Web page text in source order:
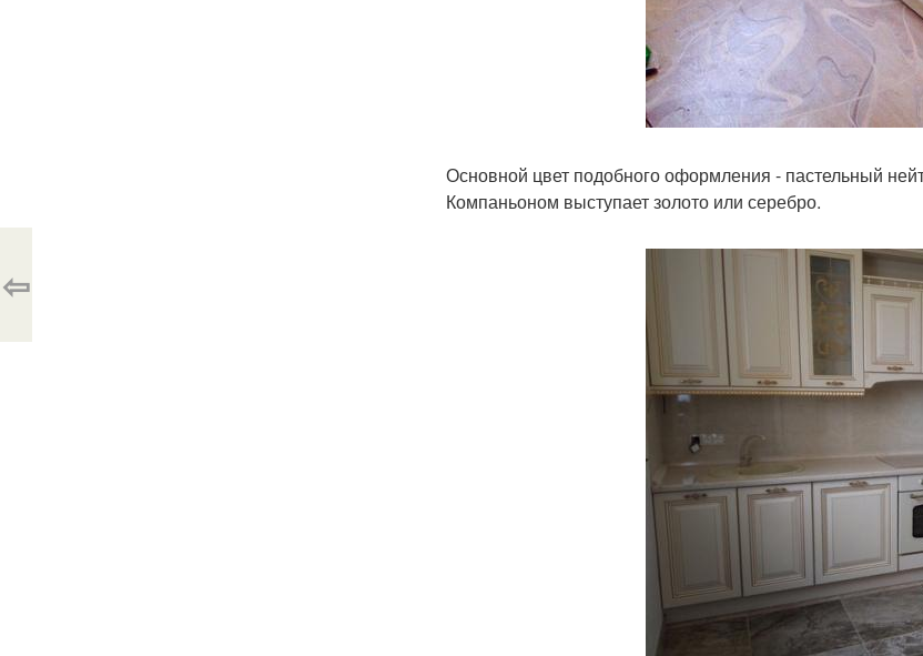
Основной цвет подобного оформления - пастельный
Компаньоном выступает золото или серебро.
⇦